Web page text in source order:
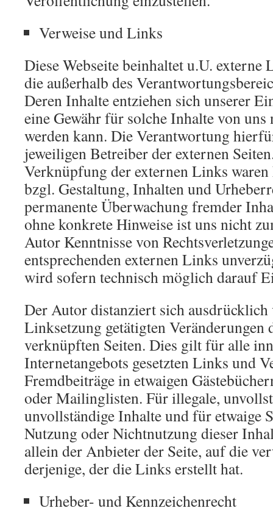
Verweise und Links
Diese Webseite beinhaltet u.U.
die außerhalb des
Deren Inhalte entziehen sich unserer
eine Gewähr für solche Inhalte von
werden kann. Die Verantwortung
jeweiligen Betreiber der externen
Verknüpfung der externen Links waren
bzgl. Gestaltung, Inhalten und
permanente Überwachung fremder
ohne konkrete Hinweise ist uns nicht
Autor Kenntnisse von
entsprechenden externen Links
wird sofern technisch möglich darauf
Der Autor distanziert sich ausdrücklich
Linksetzung getätigten Veränderungen
verknüpften Seiten. Dies gilt für alle
Internetangebots gesetzten Links und
Fremdbeiträge in etwaigen
oder Mailinglisten. Für illegale,
unvollständige Inhalte und für etwaige
Nutzung oder Nichtnutzung dieser
allein der Anbieter der Seite, auf die
derjenige, der die Links erstellt hat.
Urheber- und Kennzeichenrecht